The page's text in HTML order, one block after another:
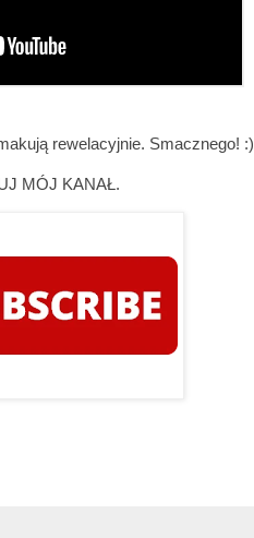
rewelacyjnie. Smacznego! :)
MÓJ KANAŁ.